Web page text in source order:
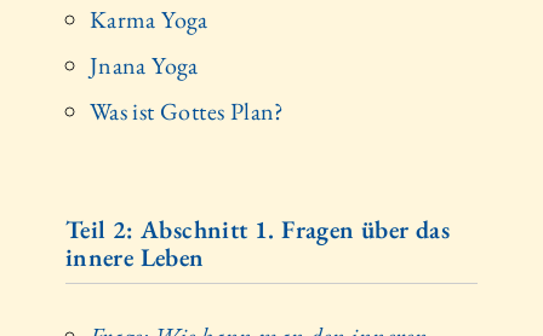
Karma Yoga
Jnana Yoga
Was ist Gottes Plan?
Teil 2: Abschnitt 1. Fragen über das
innere Leben